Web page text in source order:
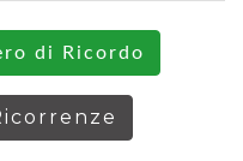
di Ricordo